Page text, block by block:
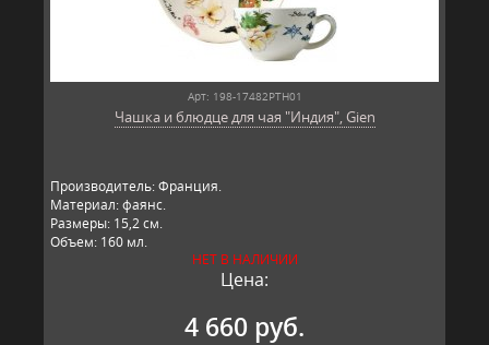
Арт: 198-17482PTH01
Чашка и блюдце для чая "Индия", Gien
Производитель: Франция.
Материал: фаянс.
Размеры: 15,2 см.
Объем: 160 мл.
НЕТ В НАЛИЧИИ
Цена:
4 660 руб.